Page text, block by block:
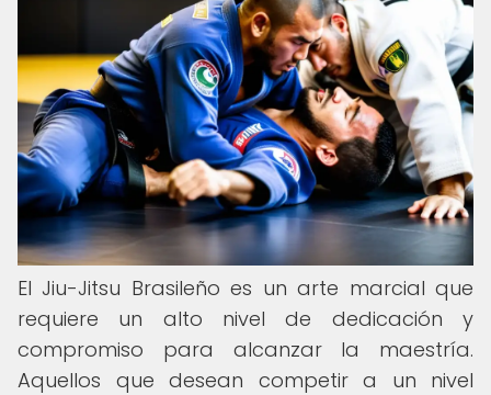
El Jiu-Jitsu Brasileño es un arte marcial que
requiere un alto nivel de dedicación y
compromiso para alcanzar la maestría.
Aquellos que desean competir a un nivel